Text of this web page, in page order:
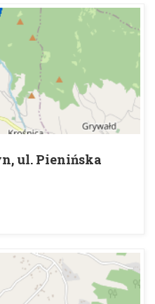
ul. Pienińska